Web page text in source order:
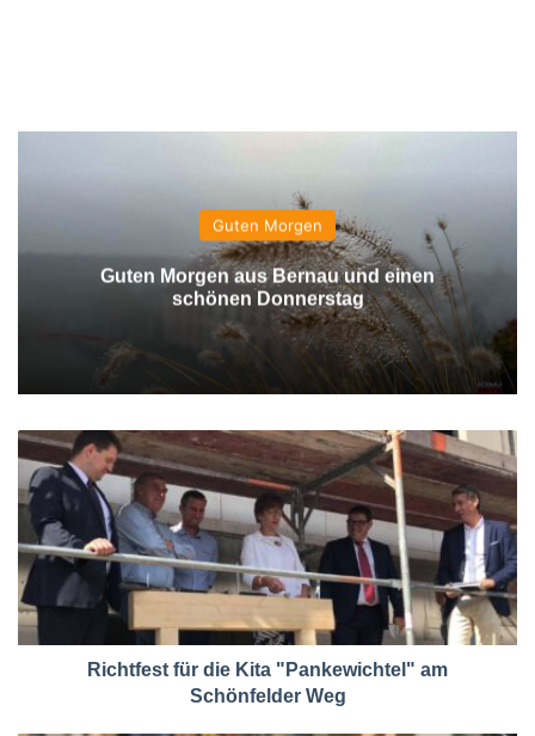
Guten Morgen
Guten Morgen aus Bernau und einen
schönen Donnerstag
Richtfest für die Kita "Pankewichtel" am
Schönfelder Weg